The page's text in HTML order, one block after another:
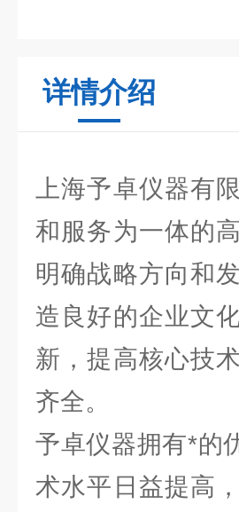
详情介绍
上海予卓仪器有
和服务为一体的
明确战略方向和
造良好的企业文
新，提高核心技
齐全。
予卓仪器拥有*的
术水平日益提高